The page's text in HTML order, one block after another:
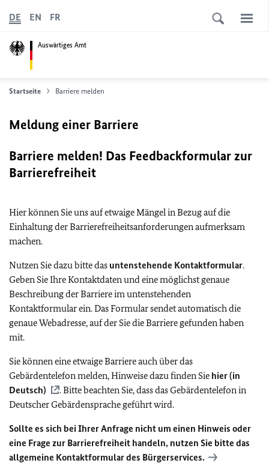
Auswärtiges Amt
DE EN FR
Startseite Barriere melden
Meldung einer Barriere
Barriere melden! Das Feedbackformular zur
Barrierefreiheit
Hier können Sie uns auf etwaige Mängel in Bezug auf die
Einhaltung der Barrierefreiheitsanforderungen aufmerksam
machen.
Nutzen Sie dazu bitte das untenstehende Kontaktformular.
Geben Sie Ihre Kontaktdaten und eine möglichst genaue
Beschreibung der Barriere im untenstehenden
Kontaktformular ein. Das Formular sendet automatisch die
genaue Webadresse, auf der Sie die Barriere gefunden haben
mit.
Sie können eine etwaige Barriere auch über das
Gebärdentelefon melden, Hinweise dazu finden Sie hier (in
Deutsch)
. Bitte beachten Sie, dass das Gebärdentelefon in
Deutscher Gebärdensprache geführt wird.
Sollte es sich bei Ihrer Anfrage nicht um einen Hinweis oder
eine Frage zur Barrierefreiheit handeln, nutzen Sie bitte das
allgemeine Kontaktformular des Bürgerservices.